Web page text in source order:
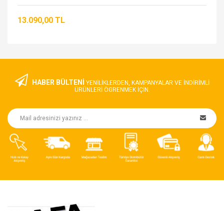
13.090,00 TL
HABER BÜLTENİ YENILIKLERDEN, KAMPANYALAR VE INDIRIMLI
ÜRÜNLERI ÖGRENMEK IÇIN.